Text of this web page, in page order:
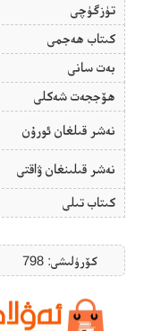
تۈزگۈچى
كىتاب ھەجمى
بەت سانى
ھۆججەت شەكلى
نەشر قىلغان ئورۇن
نەشر قىلىنغان ۋاقتى
كىتاب تىلى
كۆرۈلىشى: 798